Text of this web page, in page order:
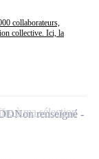
collaborateurs,
collective. Ici, la
Non renseigné
à ma sélection